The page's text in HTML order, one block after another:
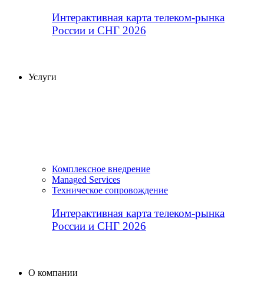
Интерактивная карта телеком-рынка
России и СНГ 2026
Услуги
Комплексное внедрение
Managed Services
Техническое сопровождение
Интерактивная карта телеком-рынка
России и СНГ 2026
О компании